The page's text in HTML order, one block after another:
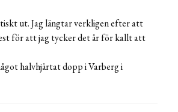
ut. Jag längtar verkligen efter att
för att jag tycker det är för kallt att
halvhjärtat dopp i Varberg i